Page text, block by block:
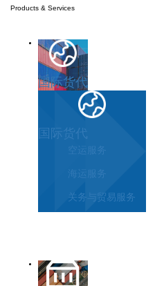
Products & Services
国际货代
国际货代
空运服务
海运服务
关务与贸易服务